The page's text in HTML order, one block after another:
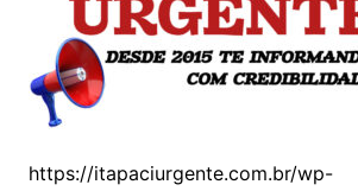
https://itapaciurgente.com.br/wp-